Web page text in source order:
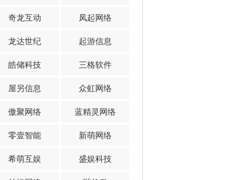
奇龙互动 凤起网络
龙达世纪 起游信息
皓储科技 三格软件
屋另信息 众虹网络
傲聚网络 蓝精灵网络
零壹智能 新萌网络
希萌互娱 盛娱科技